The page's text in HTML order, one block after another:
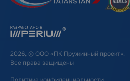
2026, © ООО «ПК Пружинный проект».
Все права защищены